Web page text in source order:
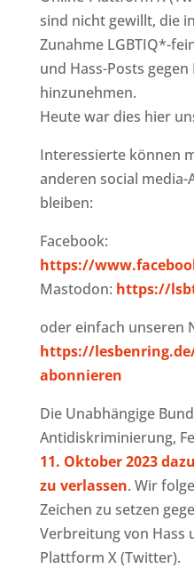
sind nicht gewillt, die
Zunahme LGBTIQ*-
und Hass-Posts
hinzunehmen.
Heute war dies hier
Interessierte können
anderen social
bleiben:
Facebook:
https://
Mastodon: https://
oder einfach unseren
https://
abonnieren
Die Unabhängige
Antidiskriminierung,
11. Oktober 2023
zu verlassen. Wir
Zeichen zu setzen
Verbreitung von Hass
Plattform X (Twitter).